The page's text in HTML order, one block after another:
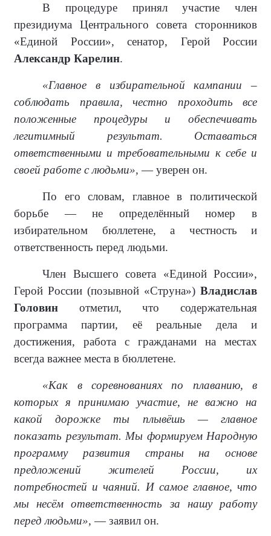
В процедуре принял участие член
президиума Центрального совета сторонников
«Единой России», сенатор, Герой России
Александр Карелин.
«Главное в избирательной кампании –
соблюдать правила, честно проходить все
положенные процедуры и обеспечивать
легитимный результат. Оставаться
ответственными и требовательными к себе и
своей работе с людьми», — уверен он.
По его словам, главное в политической
борьбе — не определённый номер в
избирательном бюллетене, а честность и
ответственность перед людьми.
Член Высшего совета «Единой России»,
Герой России (позывной «Струна») Владислав
Головин отметил, что содержательная
программа партии, её реальные дела и
достижения, работа с гражданами на местах
всегда важнее места в бюллетене.
«Как в соревнованиях по плаванию, в
которых я принимаю участие, не важно на
какой дорожке ты плывёшь — главное
показать результат. Мы формируем Народную
программу развития страны на основе
предложений жителей России, их
потребностей и чаяний. И самое главное, что
мы несём ответственность за нашу работу
перед людьми», — заявил он.